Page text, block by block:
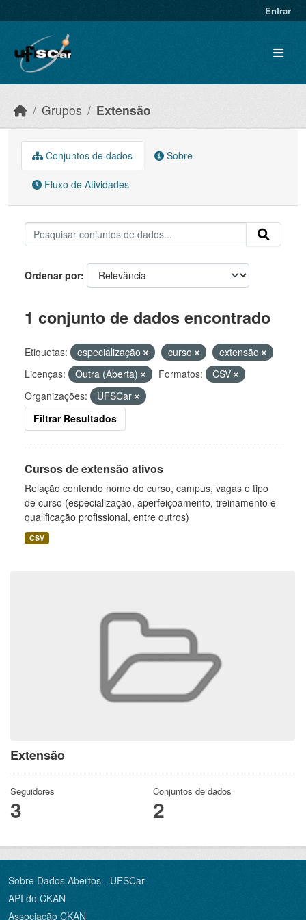
Entrar
Grupos Extensão
Extensão
Seguidores
3
Conjuntos de dados
2
Conjuntos de dados Sobre
Fluxo de Atividades
Ordenar por
1 conjunto de dados encontrado
Etiquetas: especialização curso
extensão
Licenças:
Outra (Aberta) Formatos:
CSV
Organizações:
UFSCar
Filtrar Resultados
Cursos de extensão ativos
Relação contendo nome do curso, campus, vagas e tipo
de curso (especialização, aperfeiçoamento, treinamento e
qualificação profissional, entre outros)
CSV
Sobre Dados Abertos - UFSCar
API do CKAN
Associação CKAN